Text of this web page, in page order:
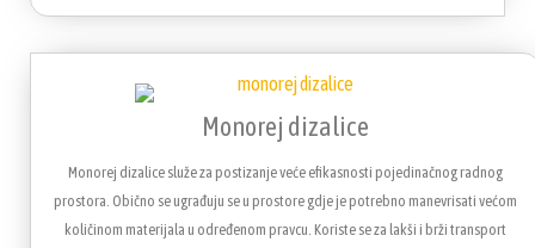
Monorej dizalice
Monorej dizalice služe za postizanje veće efikasnosti pojedinačnog radnog
prostora. Obično se ugrađuju se u prostore gdje je potrebno manevrisati većom
količinom materijala u određenom pravcu. Koriste se za lakši i brži transport